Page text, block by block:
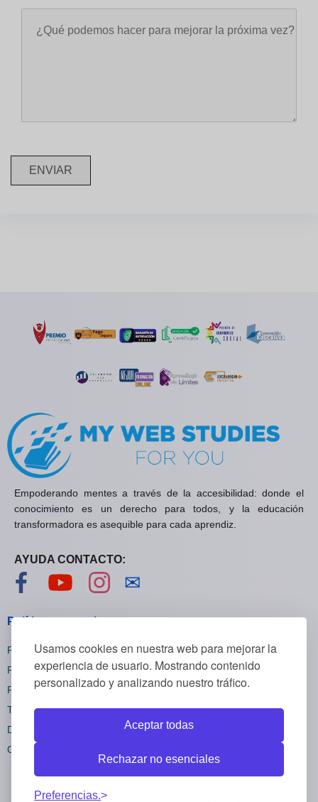
Usamos cookies en nuestra web para mejorar la
experiencia de usuario. Mostrando contenido
personalizado y analizando nuestro tráfico.
Aceptar todas
Rechazar no esenciales
Preferencias.
ENVIAR
Empoderando mentes a través de la accesibilidad: donde el
conocimiento es un derecho para todos, y la educación
transformadora es asequible para cada aprendiz.
AYUDA CONTACTO:
Visítanos en Facebook
Visítanos en YouTube
Visítanos en Instagram
✉
Políticas generales
Políticas de privacidad
Políticas de cookies
Políticas de reembolsos
Términos y condiciones
Darse de baja
Configuración cookies